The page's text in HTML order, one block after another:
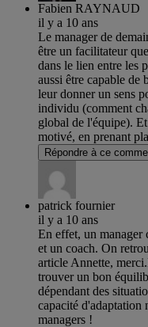
Fabien RAYNAUD
il y a 10 ans
Le manager de
être un facilitateur
dans le lien entre les
aussi être capable de
leur donner un sens
individu (comment
global de l'équipe).
motivé, en prenant
Répondre à ce
patrick fournier
il y a 10 ans
En effet, un manager
et un coach. On
article Annette,
trouver un bon
dépendant des
capacité d'adaptation
managers !